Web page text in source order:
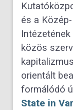
és a
közös
orientált
formálódó
State in